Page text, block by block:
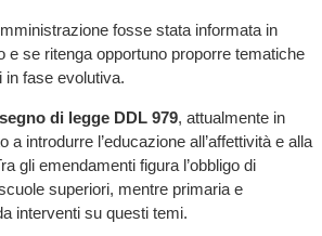
fosse stata informata in
e se ritenga opportuno proporre tematiche
fase evolutiva.
di legge DDL 979, attualmente in
introdurre l’educazione all’affettività e alla
gli emendamenti figura l’obbligo di
superiori, mentre primaria e
interventi su questi temi.